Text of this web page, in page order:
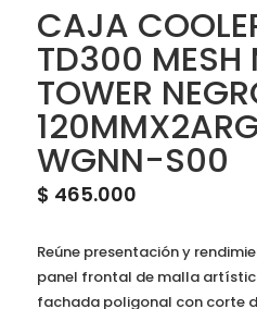
CAJA
TD300
TOWER
WGNN-S00
$ 465.000
Reúne presentación y
panel frontal de malla
fachada poligonal con corte